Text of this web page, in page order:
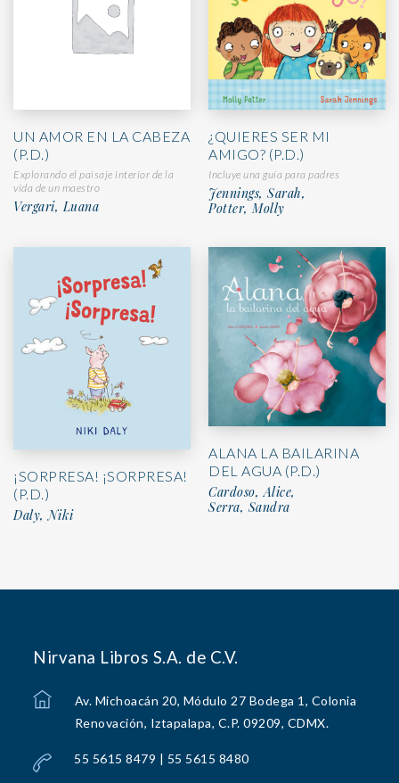
UN AMOR EN LA CABEZA
(P.D.)
Explorando el paisaje interior de la
vida de un maestro
Vergari, Luana
¿QUIERES SER MI
AMIGO? (P.D.)
Incluye una guía para padres
Jennings, Sarah,
Potter, Molly
¡SORPRESA! ¡SORPRESA!
(P.D.)
Daly, Niki
ALANA LA BAILARINA
DEL AGUA (P.D.)
Cardoso, Alice,
Serra, Sandra
Nirvana Libros S.A. de C.V.
Av. Michoacán 20, Módulo 27 Bodega 1, Colonia
Renovación, Iztapalapa, C.P. 09209, CDMX.
55 5615 8479 | 55 5615 8480